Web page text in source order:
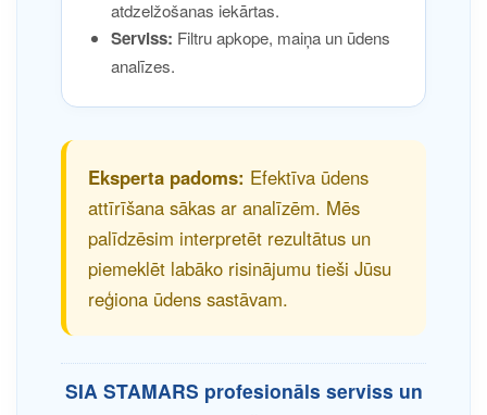
atdzelžošanas iekārtas.
Serviss: Filtru apkope, maiņa un ūdens
analīzes.
Eksperta padoms: Efektīva ūdens
attīrīšana sākas ar analīzēm. Mēs
palīdzēsim interpretēt rezultātus un
piemeklēt labāko risinājumu tieši Jūsu
reģiona ūdens sastāvam.
SIA STAMARS profesionāls serviss un